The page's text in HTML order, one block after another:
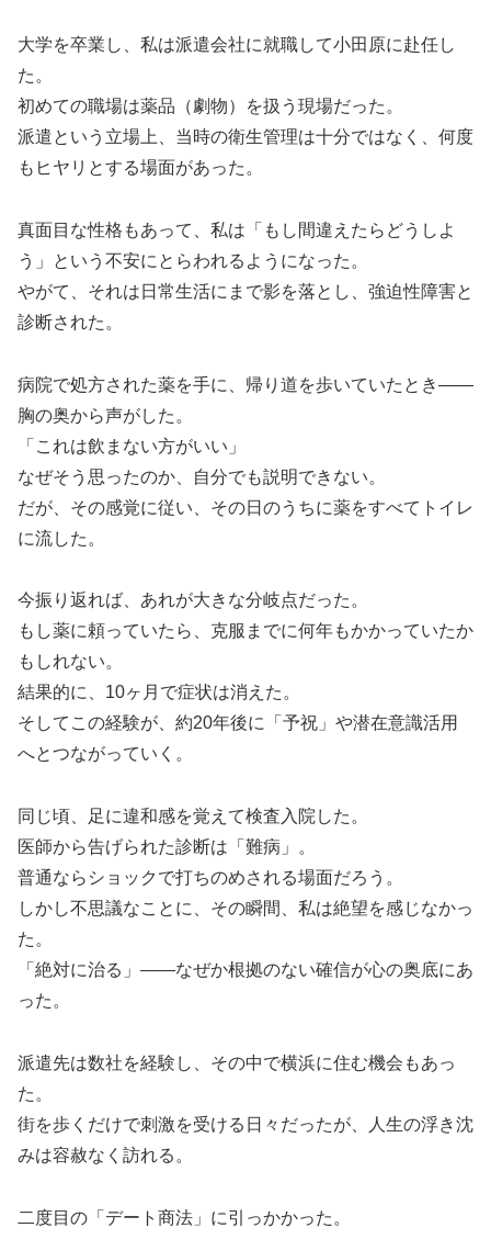
大学を卒業し、私は派遣会社に就職して小田原に赴任し
た。
初めての職場は薬品（劇物）を扱う現場だった。
派遣という立場上、当時の衛生管理は十分ではなく、何度
もヒヤリとする場面があった。
真面目な性格もあって、私は「もし間違えたらどうしよ
う」という不安にとらわれるようになった。
やがて、それは日常生活にまで影を落とし、強迫性障害と
診断された。
病院で処方された薬を手に、帰り道を歩いていたとき――
胸の奥から声がした。
「これは飲まない方がいい」
なぜそう思ったのか、自分でも説明できない。
だが、その感覚に従い、その日のうちに薬をすべてトイレ
に流した。
今振り返れば、あれが大きな分岐点だった。
もし薬に頼っていたら、克服までに何年もかかっていたか
もしれない。
結果的に、10ヶ月で症状は消えた。
そしてこの経験が、約20年後に「予祝」や潜在意識活用
へとつながっていく。
同じ頃、足に違和感を覚えて検査入院した。
医師から告げられた診断は「難病」。
普通ならショックで打ちのめされる場面だろう。
しかし不思議なことに、その瞬間、私は絶望を感じなかっ
た。
「絶対に治る」――なぜか根拠のない確信が心の奥底にあ
った。
派遣先は数社を経験し、その中で横浜に住む機会もあっ
た。
街を歩くだけで刺激を受ける日々だったが、人生の浮き沈
みは容赦なく訪れる。
二度目の「デート商法」に引っかかった。